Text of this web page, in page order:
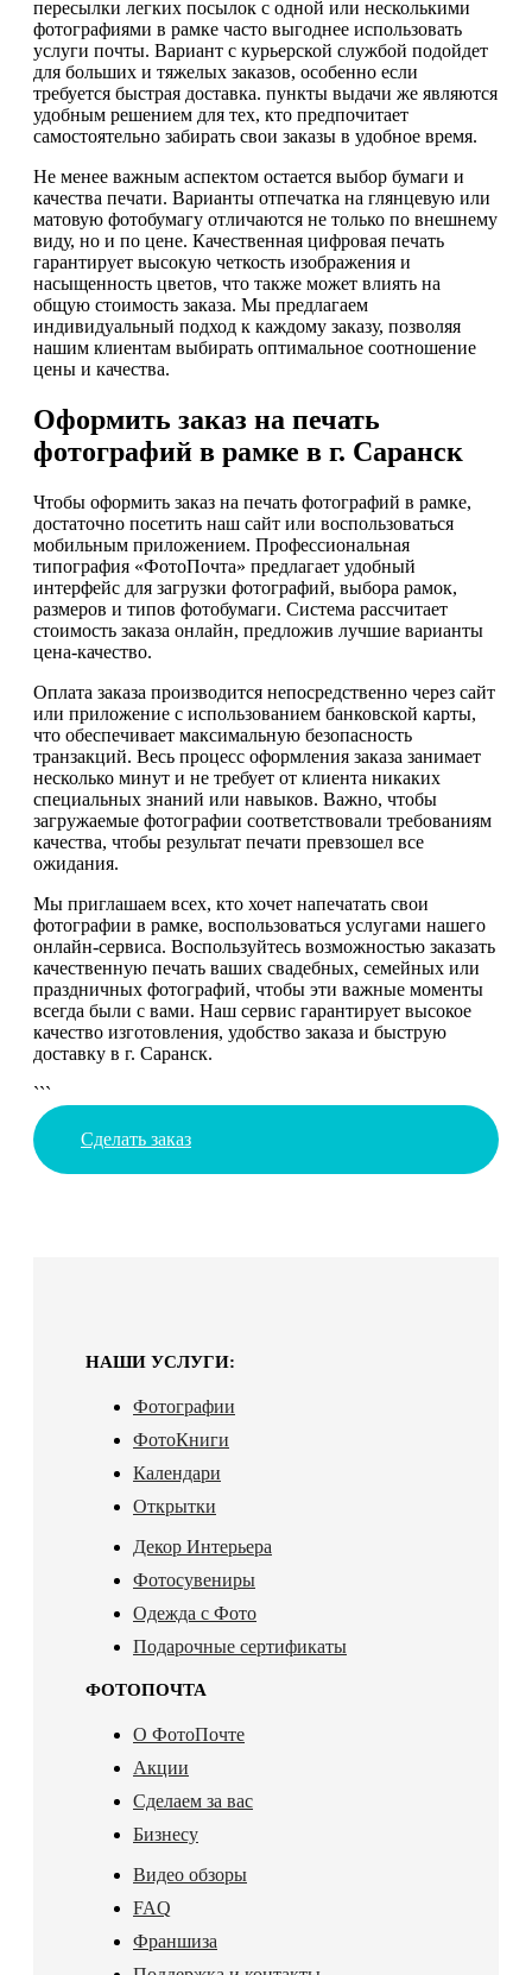
пересылки легких посылок с одной или несколькими
фотографиями в рамке часто выгоднее использовать
услуги почты. Вариант с курьерской службой подойдет
для больших и тяжелых заказов, особенно если
требуется быстрая доставка. пункты выдачи же являются
удобным решением для тех, кто предпочитает
самостоятельно забирать свои заказы в удобное время.
Не менее важным аспектом остается выбор бумаги и
качества печати. Варианты отпечатка на глянцевую или
матовую фотобумагу отличаются не только по внешнему
виду, но и по цене. Качественная цифровая печать
гарантирует высокую четкость изображения и
насыщенность цветов, что также может влиять на
общую стоимость заказа. Мы предлагаем
индивидуальный подход к каждому заказу, позволяя
нашим клиентам выбирать оптимальное соотношение
цены и качества.
Оформить заказ на печать
фотографий в рамке в г. Саранск
Чтобы оформить заказ на печать фотографий в рамке,
достаточно посетить наш сайт или воспользоваться
мобильным приложением. Профессиональная
типография «ФотоПочта» предлагает удобный
интерфейс для загрузки фотографий, выбора рамок,
размеров и типов фотобумаги. Система рассчитает
стоимость заказа онлайн, предложив лучшие варианты
цена-качество.
Оплата заказа производится непосредственно через сайт
или приложение с использованием банковской карты,
что обеспечивает максимальную безопасность
транзакций. Весь процесс оформления заказа занимает
несколько минут и не требует от клиента никаких
специальных знаний или навыков. Важно, чтобы
загружаемые фотографии соответствовали требованиям
качества, чтобы результат печати превзошел все
ожидания.
Мы приглашаем всех, кто хочет напечатать свои
фотографии в рамке, воспользоваться услугами нашего
онлайн-сервиса. Воспользуйтесь возможностью заказать
качественную печать ваших свадебных, семейных или
праздничных фотографий, чтобы эти важные моменты
всегда были с вами. Наш сервис гарантирует высокое
качество изготовления, удобство заказа и быструю
доставку в г. Саранск.
```
Сделать заказ
НАШИ УСЛУГИ:
Фотографии
ФотоКниги
Календари
Открытки
Декор Интерьера
Фотосувениры
Одежда с Фото
Подарочные сертификаты
ФОТОПОЧТА
О ФотоПочте
Акции
Сделаем за вас
Бизнесу
Видео обзоры
FAQ
Франшиза